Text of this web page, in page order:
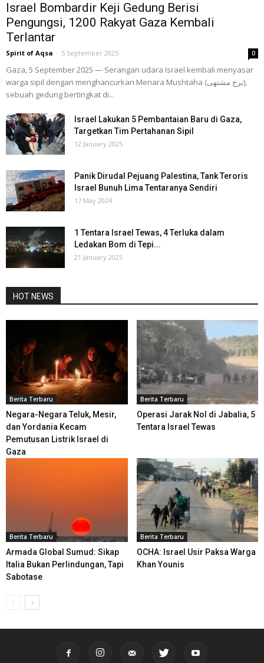
Israel Bombardir Keji Gedung Berisi
Pengungsi, 1200 Rakyat Gaza Kembali
Terlantar
Spirit of Aqsa - 5 September 2025 0
Gaza, 5 September 2025 — Serangan udara Israel kembali menyasar
warga sipil dengan menghancurkan Menara Mushtaha (برج مشتهى),
sebuah gedung bertingkat di...
Israel Lakukan 5 Pembantaian Baru di Gaza,
Targetkan Tim Pertahanan Sipil
12 January 2025
Panik Dirudal Pejuang Palestina, Tank Teroris
Israel Bunuh Lima Tentaranya Sendiri
17 May 2024
1 Tentara Israel Tewas, 4 Terluka dalam
Ledakan Bom di Tepi...
21 January 2025
HOT NEWS
Berita Terbaru
Negara-Negara Teluk, Mesir,
dan Yordania Kecam
Pemutusan Listrik Israel di
Gaza
Berita Terbaru
Operasi Jarak Nol di Jabalia, 5
Tentara Israel Tewas
Berita Terbaru
Armada Global Sumud: Sikap
Italia Bukan Perlindungan, Tapi
Sabotase
Berita Terbaru
OCHA: Israel Usir Paksa Warga
Khan Younis